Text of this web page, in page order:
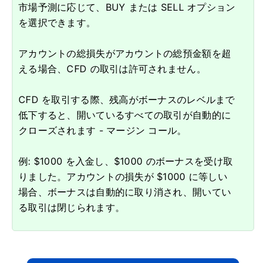
市場予測に応じて、BUY または SELL オプション
を選択できます。
アカウントの総損失がアカウントの総預金額を超
える場合、CFD の取引は許可されません。
CFD を取引する際、残高がボーナスのレベルまで
低下すると、開いているすべての取引が自動的に
クローズされます - マージン コール。
例: $1000 を入金し、$1000 のボーナスを受け取
りました。 アカウントの損失が $1000 に等しい
場合、ボーナスは自動的に取り消され、開いてい
る取引は閉じられます。